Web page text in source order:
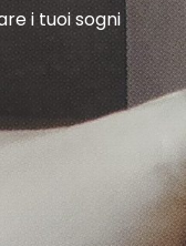
i tuoi sogni